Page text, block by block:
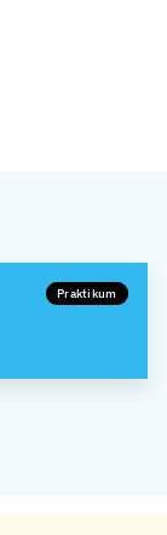
Praktikum